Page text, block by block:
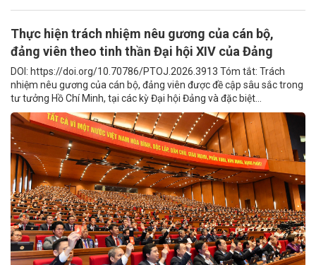
Thực hiện trách nhiệm nêu gương của cán bộ,
đảng viên theo tinh thần Đại hội XIV của Đảng
DOI: https://doi.org/10.70786/PTOJ.2026.3913 Tóm tắt: Trách
nhiệm nêu gương của cán bộ, đảng viên được đề cập sâu sắc trong
tư tưởng Hồ Chí Minh, tại các kỳ Đại hội Đảng và đặc biệt...